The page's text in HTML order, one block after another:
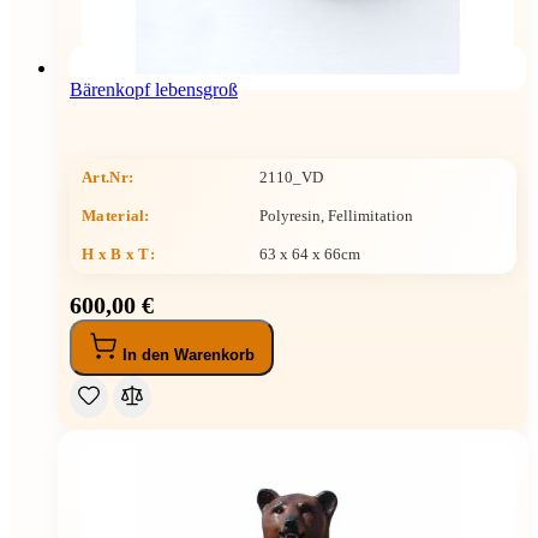
Bärenkopf lebensgroß
Art.Nr: 2110_VD
Material: Polyresin, Fellimitation
H x B x T: 63 x 64 x 66cm
600,00 €
In den Warenkorb